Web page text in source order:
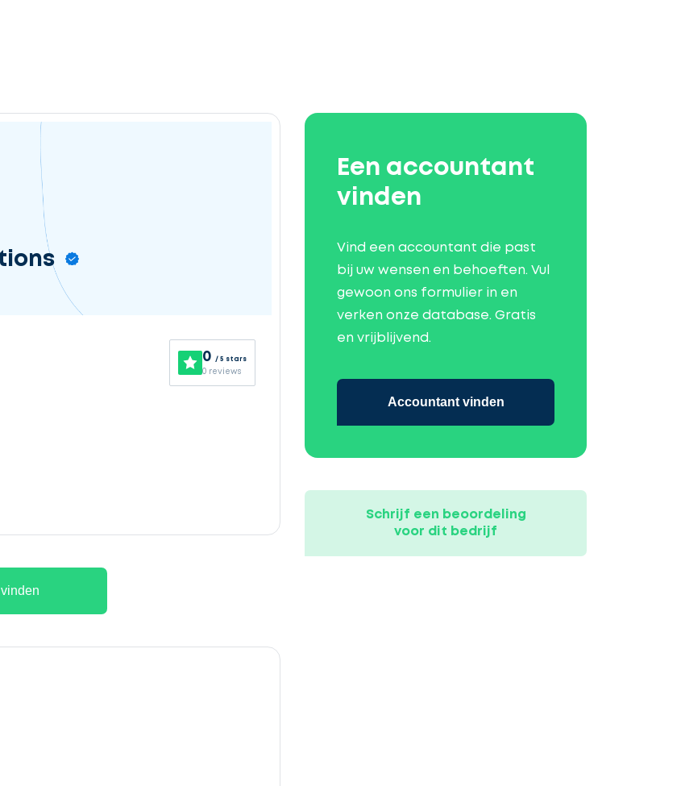
0 / 5 stars
0 reviews
Een accountant
vinden
Vind een accountant die past
bij uw wensen en behoeften. Vul
gewoon ons formulier in en
verken onze database. Gratis
en vrijblijvend.
Accountant vinden
Schrijf een beoordeling
voor dit bedrijf